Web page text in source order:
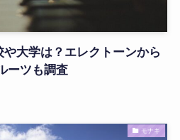
大学は？エレクトーンから
ーツも調査
モナキ